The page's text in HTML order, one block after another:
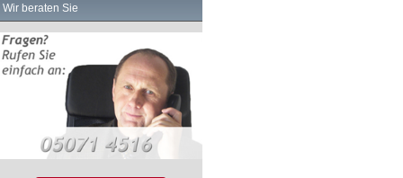
Wir beraten Sie